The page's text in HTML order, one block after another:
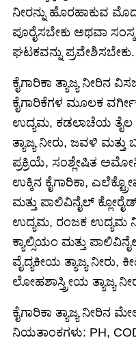
ನೀರನ್ನು ಹೊರಹಾಕುವ
ಪೂರೈಸಬೇಕು ಅಥವಾ
ಘಟಕವನ್ನು ಪ್ರವೇಶಿಸಬೇಕು.
ಕೈಗಾರಿಕಾ ತ್ಯಾಜ್ಯ ನೀರಿನ
ಕೈಗಾರಿಕೆಗಳ ಮೂಲಕ
ಉದ್ಯಮ, ಕಡಲಾಚೆಯ ತೈಲ
ತ್ಯಾಜ್ಯ ನೀರು, ಜವಳಿ
ಪ್ರಕ್ರಿಯೆ, ಸಂಶ್ಲೇಷಿತ
ಉಕ್ಕಿನ ಕೈಗಾರಿಕಾ,
ಮತ್ತು ಪಾಲಿವಿನೈಲ್ ಕ್ಲೋರೈಡ್
ಉದ್ಯಮ, ರಂಜಕ ಉದ್ಯಮ
ಕ್ಯಾಲ್ಸಿಯಂ ಮತ್ತು
ವೈದ್ಯಕೀಯ ತ್ಯಾಜ್ಯ ನೀರು,
ಲೋಹಶಾಸ್ತ್ರೀಯ ತ್ಯಾಜ್ಯ
ಕೈಗಾರಿಕಾ ತ್ಯಾಜ್ಯ ನೀರಿನ
ನಿಯತಾಂಕಗಳು: PH,